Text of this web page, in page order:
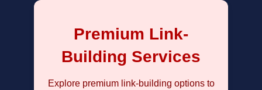
Premium Link-
Building Services
Explore premium link-building options to